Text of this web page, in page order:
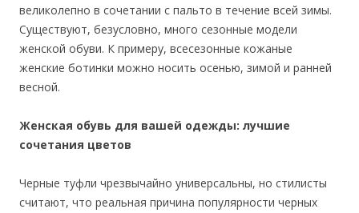
великолепно в сочетании с пальто в течение всей зимы.
Существуют, безусловно, много сезонные модели
женской обуви. К примеру, всесезонные кожаные
женские ботинки можно носить осенью, зимой и ранней
весной.
Женская обувь для вашей одежды: лучшие
сочетания цветов
Черные туфли чрезвычайно универсальны, но стилисты
считают, что реальная причина популярности черных